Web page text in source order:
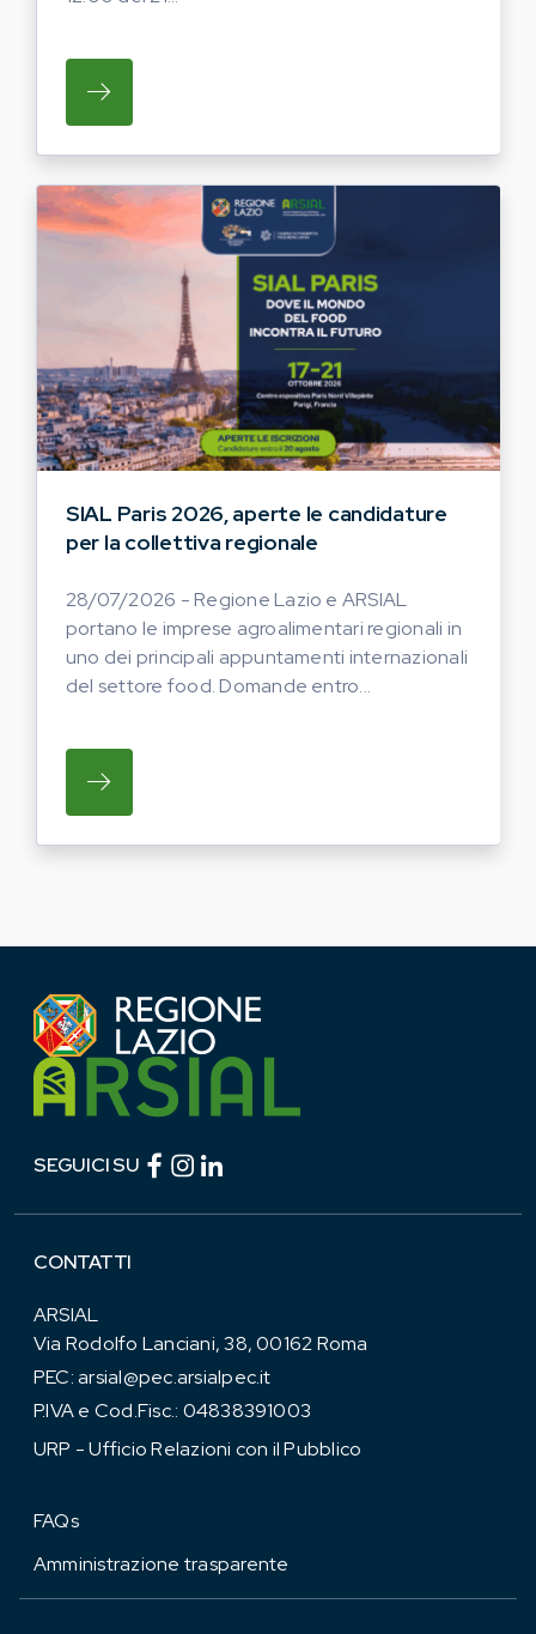
SU REGIONE LAZIO E ARSIAL INVITANO
SIAL Paris 2026, aperte le candidature
per la collettiva regionale
28/07/2026 - Regione Lazio e ARSIAL
portano le imprese agroalimentari regionali in
uno dei principali appuntamenti internazionali
del settore food. Domande entro...
SU REGIONE LAZIO E ARSIAL PORTANO
SEGUICI SU Facebook (link esterno)
Instagram (link esterno)
CONTATTI
ARSIAL
Via Rodolfo Lanciani, 38, 00162 Roma
PEC:arsial@pec.arsialpec.it
P.IVA e Cod.Fisc.: 04838391003
URP - Ufficio Relazioni con il Pubblico
FAQs
Amministrazione trasparente